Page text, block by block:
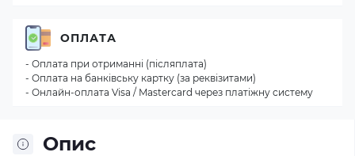
Опис
ОПЛАТА
- Оплата при отриманні (післяплата)
- Оплата на банківську картку (за реквізитами)
- Онлайн-оплата Visa / Mastercard через платіжну систему